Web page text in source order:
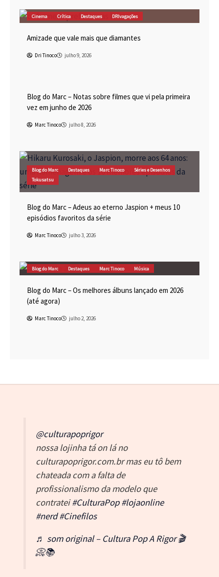
Cinema Crítica Destaques DRIvagações
Amizade que vale mais que diamantes
Dri Tinoco julho 9, 2026
Blog do Marc – Notas sobre filmes que vi pela primeira
vez em junho de 2026
Marc Tinoco julho 8, 2026
Blog do Marc Destaques Marc Tinoco
Séries e Desenhos
Tokusatsu
Blog do Marc – Adeus ao eterno Jaspion + meus 10
episódios favoritos da série
Marc Tinoco julho 3, 2026
Blog do Marc Destaques Marc Tinoco Música
Blog do Marc – Os melhores álbuns lançado em 2026
(até agora)
Marc Tinoco julho 2, 2026
@culturapoprigor
nossa lojinha tá on lá no
culturapoprigor.com.br mas eu tô bem
chateada com a falta de
profissionalismo da modelo que
contratei#CulturaPop #lojaonline
#nerd #Cinefilos
♬ som original – Cultura Pop A Rigor 🎬
📀📚